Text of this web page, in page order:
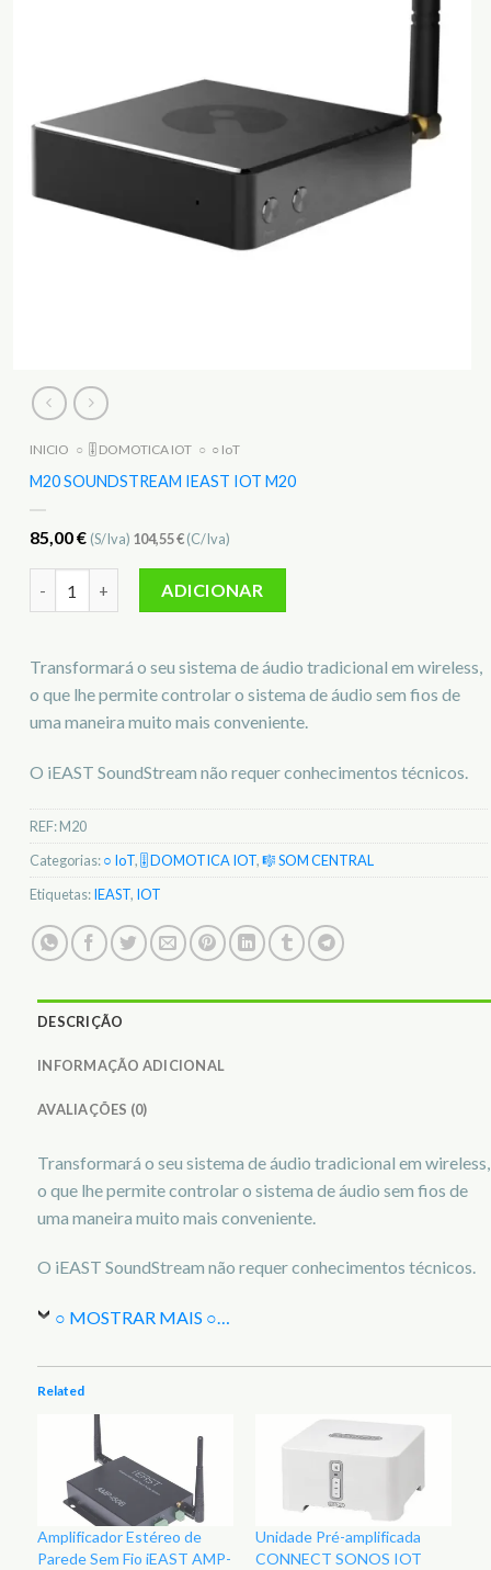
INICIO ○ 🎚️ DOMOTICA IOT ○ ○ IoT
M20 SOUNDSTREAM IEAST IOT M20
85,00€ (S/Iva) 104,55€(C/Iva)
ADICIONAR
Transformará o seu sistema de áudio tradicional em wireless,
o que lhe permite controlar o sistema de áudio sem fios de
uma maneira muito mais conveniente.
O iEAST SoundStream não requer conhecimentos técnicos.
REF:M20
Categorias:○ IoT, 🎚️ DOMOTICA IOT,🎼 SOM CENTRAL
Etiquetas:IEAST, IOT
DESCRIÇÃO
INFORMAÇÃO ADICIONAL
AVALIAÇÕES (0)
Transformará o seu sistema de áudio tradicional em wireless,
o que lhe permite controlar o sistema de áudio sem fios de
uma maneira muito mais conveniente.
O iEAST SoundStream não requer conhecimentos técnicos.
○ MOSTRAR MAIS ○…
Related
Amplificador Estéreo de
Parede Sem Fio iEAST AMP-
Unidade Pré-amplificada
CONNECT SONOS IOT